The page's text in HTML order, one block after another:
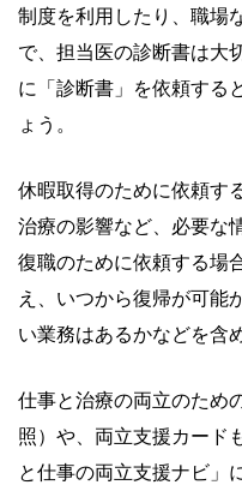
制度を利用したり、職場
で、担当医の診断書は大
に「診断書」を依頼する
ょう。
休暇取得のために依頼す
治療の影響など、必要な
復職のために依頼する場
え、いつから復帰が可能
い業務はあるかなどを含
仕事と治療の両立のため
照）や、両立支援カード
と仕事の両立支援ナビ」